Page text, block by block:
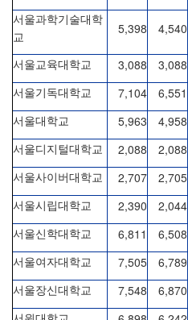
서울과학기술대학
교
5,398 4,540
서울교육대학교 3,088 3,088
서울기독대학교 7,104 6,551
서울대학교 5,963 4,958
서울디지털대학교 2,088 2,088
서울사이버대학교 2,707 2,705
서울시립대학교 2,390 2,044
서울신학대학교 6,811 6,508
서울여자대학교 7,505 6,789
서울장신대학교 7,548 6,870